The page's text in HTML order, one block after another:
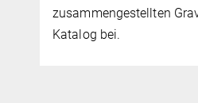
zusammengestellten
Katalog bei.